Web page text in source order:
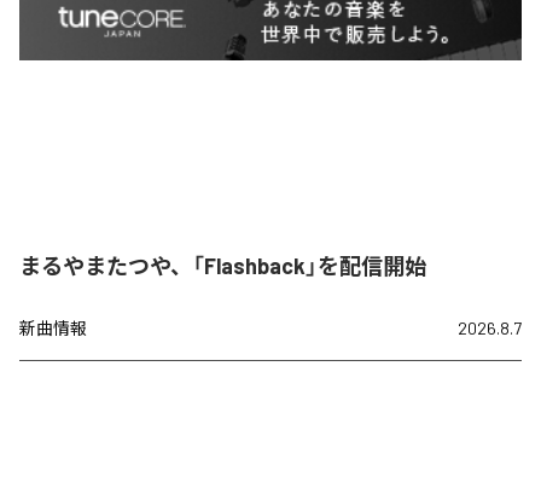
まるやまたつや、「Flashback」を配信開始
新曲情報 2026.8.7